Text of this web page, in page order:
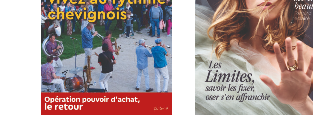
Publication des actes réglementaires et autres décisions
Le budget municipal